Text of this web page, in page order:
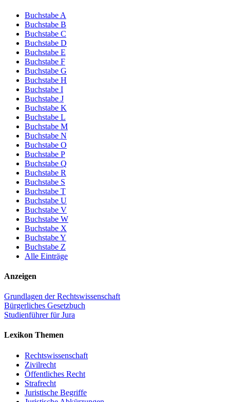
Buchstabe A
Buchstabe B
Buchstabe C
Buchstabe D
Buchstabe E
Buchstabe F
Buchstabe G
Buchstabe H
Buchstabe I
Buchstabe J
Buchstabe K
Buchstabe L
Buchstabe M
Buchstabe N
Buchstabe O
Buchstabe P
Buchstabe Q
Buchstabe R
Buchstabe S
Buchstabe T
Buchstabe U
Buchstabe V
Buchstabe W
Buchstabe X
Buchstabe Y
Buchstabe Z
Alle Einträge
Anzeigen
Grundlagen der Rechtswissenschaft
Bürgerliches Gesetzbuch
Studienführer für Jura
Lexikon Themen
Rechtswissenschaft
Zivilrecht
Öffentliches Recht
Strafrecht
Juristische Begriffe